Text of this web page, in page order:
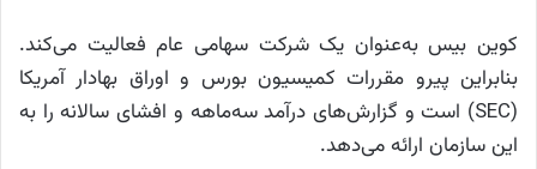
کوین بیس به‌عنوان یک شرکت سهامی عام فعالیت می‌کند.
بنابراین پیرو مقررات کمیسیون بورس و اوراق بهادار آمریکا
(SEC) است و گزارش‌های درآمد سه‌ماهه و افشای سالانه را به
این سازمان ارائه می‌دهد.